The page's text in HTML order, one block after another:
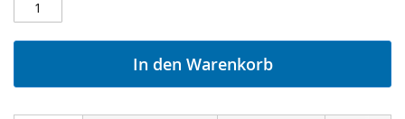
In den Warenkorb